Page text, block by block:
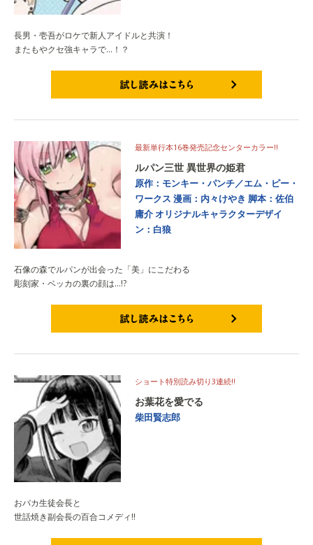
長男・壱吾がロケで新人アイドルと共演！
またもやクセ強キャラで…！？
最新単行本16巻発売記念センターカラー!!
ルパン三世 異世界の姫君
原作：モンキー・パンチ／エム・ピー・
ワークス 漫画：内々けやき 脚本：佐伯
庸介オリジナルキャラクターデザイ
ン：白狼
石像の森でルパンが出会った「美」にこだわる
彫刻家・ベッカの裏の顔は…!?
ショート特別読み切り3連続!!
お葉花を愛でる
柴田賢志郎
おバカ生徒会長と
世話焼き副会長の百合コメディ!!